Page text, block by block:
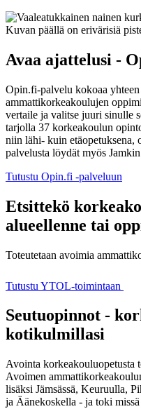
Avaa ajattelusi -
Opin.fi-palvelu kokoaa
ammattikorkeakoulujen
vertaile ja valitse juuri sinulle
tarjolla 37 korkeakoulun
niin lähi- kuin
palvelusta löydät myös
Tutustu Opin.fi -palveluun
Etsittekö
alueellenne tai
Toteutetaan avoimia
Tutustu YTOL-toimintaan
Seutuopinnot -
kotikulmillasi
Avointa korkeakouluopetusta
Avoimen
lisäksi Jämsässä, Keuruulla,
ja Äänekoskella - ja toki